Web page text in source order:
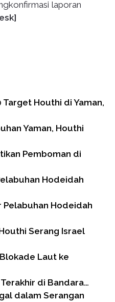
laporan
Houthi di Yaman,
Yaman, Houthi
Pemboman di
Hodeidah
Hodeidah
Serang Israel
Laut ke
di Bandara…
dalam Serangan